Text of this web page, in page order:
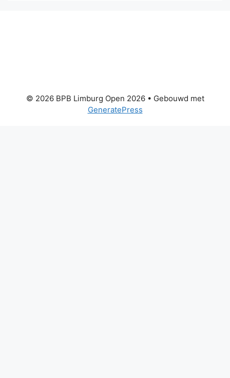
© 2026 BPB Limburg Open 2026• Gebouwd met
GeneratePress